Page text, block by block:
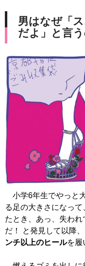
男はなぜ「
だよ」と言
小学6年生でやっと
る足の大きさになっ
たとき、あっ、失わ
だ！ と発見して以降、
ンチ以上のヒールを履